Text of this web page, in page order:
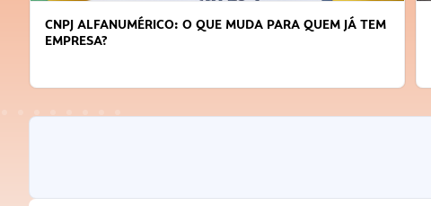
DICAS PARA OBTER CRÉDITO